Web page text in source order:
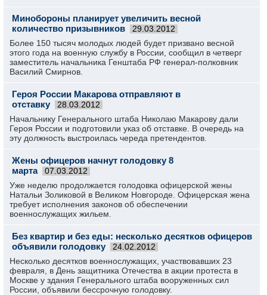
Минобороны планирует увеличить весной
количество призывников
29.03.2012
Более 150 тысяч молодых людей будет призвано весной
этого года на военную службу в России, сообщил в четверг
заместитель начальника Генштаба РФ генерал-полковник
Василий Смирнов.
Героя России Макарова отправляют в
отставку
28.03.2012
Начальнику Генерального штаба Николаю Макарову дали
Героя России и подготовили указ об отставке. В очередь на
эту должность выстроилась череда претендентов.
Жены офицеров начнут голодовку 8
марта
07.03.2012
Уже неделю продолжается голодовка офицерской жены
Натальи Золиковой в Великом Новгороде. Офицерская жена
требует исполнения законов об обеспечении
военнослужащих жильем.
Без квартир и без еды: несколько десятков офицеров
объявили голодовку
24.02.2012
Несколько десятков военнослужащих, участвовавших 23
февраля, в День защитника Отечества в акции протеста в
Москве у здания Генерального штаба вооруженных сил
России, объявили бессрочную голодовку.